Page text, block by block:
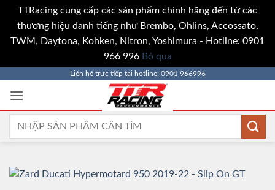
TTRacing cung cấp các sản phẩm chính hãng đến từ các
thương hiệu danh tiếng như Brembo, Ohlins, Accossato,
TWM, Daytona, Kohken, Nitron, Yoshimura - Hotline: 0901
966 996 Bỏ qua
qua
Liên hệ trực tiếp tại hotline: 0901 966996
Tìm